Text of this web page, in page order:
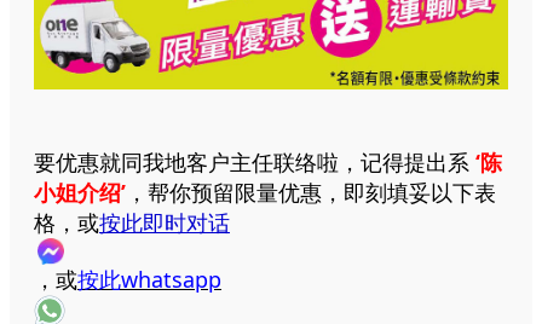
要优惠就同我地客户主任联络啦，记得提出系 ‘陈
小姐介绍’ ，帮你预留限量优惠，即刻填妥以下表
格，或按此即时对话
，或按此whatsapp